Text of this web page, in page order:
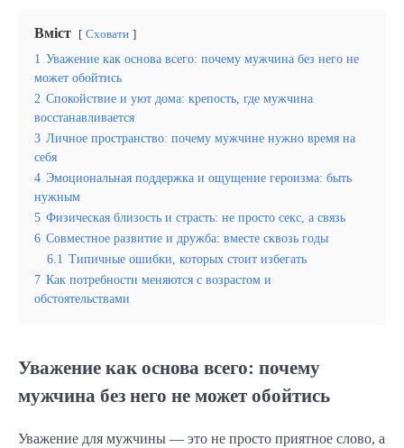
Вміст Сховати
1 Уважение как основа всего: почему мужчина без него не
может обойтись
2 Спокойствие и уют дома: крепость, где мужчина
восстанавливается
3 Личное пространство: почему мужчине нужно время на
себя
4 Эмоциональная поддержка и ощущение героизма: быть
нужным
5 Физическая близость и страсть: не просто секс, а связь
6 Совместное развитие и дружба: вместе сквозь годы
6.1 Типичные ошибки, которых стоит избегать
7 Как потребности меняются с возрастом и
обстоятельствами
Уважение как основа всего: почему
мужчина без него не может обойтись
Уважение для мужчины — это не просто приятное слово, а